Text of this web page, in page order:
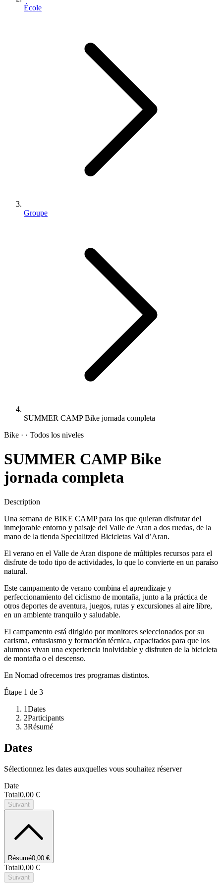
École
Groupe
SUMMER CAMP Bike jornada completa
Bike · · Todos los niveles
SUMMER CAMP Bike
jornada completa
Description
Una semana de BIKE CAMP para los que quieran disfrutar del
inmejorable entorno y paisaje del Valle de Aran a dos ruedas, de la
mano de la tienda Specialitzed Bicicletas Val d’Aran.
El verano en el Valle de Aran dispone de múltiples recursos para el
disfrute de todo tipo de actividades, lo que lo convierte en un paraíso
natural.
Este campamento de verano combina el aprendizaje y
perfeccionamiento del ciclismo de montaña, junto a la práctica de
otros deportes de aventura, juegos, rutas y excursiones al aire libre,
en un ambiente tranquilo y saludable.
El campamento está dirigido por monitores seleccionados por su
carisma, entusiasmo y formación técnica, capacitados para que los
alumnos vivan una experiencia inolvidable y disfruten de la bicicleta
de montaña o el descenso.
En Nomad ofrecemos tres programas distintos.
Étape 1 de 3
1Dates
2Participants
3Résumé
Dates
Sélectionnez les dates auxquelles vous souhaitez réserver
Date
Total0,00 €
Suivant
Résumé0,00 €
Total0,00 €
Suivant